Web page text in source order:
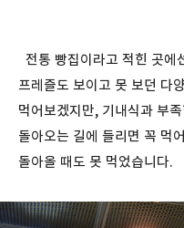
전통 빵집이라고 적힌 곳에
프레즐도 보이고 못 보던 다
먹어보겠지만, 기내식과 부
돌아오는 길에 들리면 꼭 먹
돌아올 때도 못 먹었습니다.